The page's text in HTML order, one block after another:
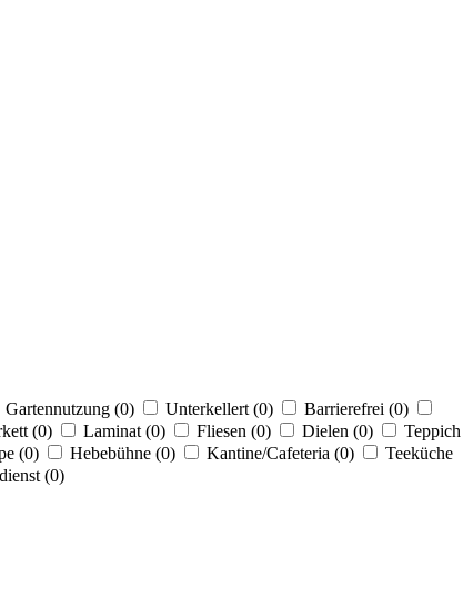
Gartennutzung (0) Unterkellert (0)
Barrierefrei (0)
(0) Laminat (0) Fliesen (0) Dielen (0)
Teppich
(0) Hebebühne (0) Kantine/Cafeteria (0)
Teeküche
(0)